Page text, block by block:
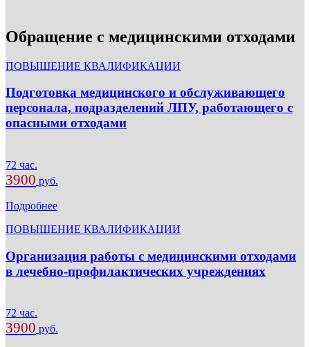
Обращение с медицинскими отходами
ПОВЫШЕНИЕ КВАЛИФИКАЦИИ
Подготовка медицинского и обслуживающего
персонала, подразделений ЛПУ, работающего с
опасными отходами
72 час.
3900 руб.
Подробнее
ПОВЫШЕНИЕ КВАЛИФИКАЦИИ
Организация работы с медицинскими отходами
в лечебно-профилактических учреждениях
72 час.
3900 руб.